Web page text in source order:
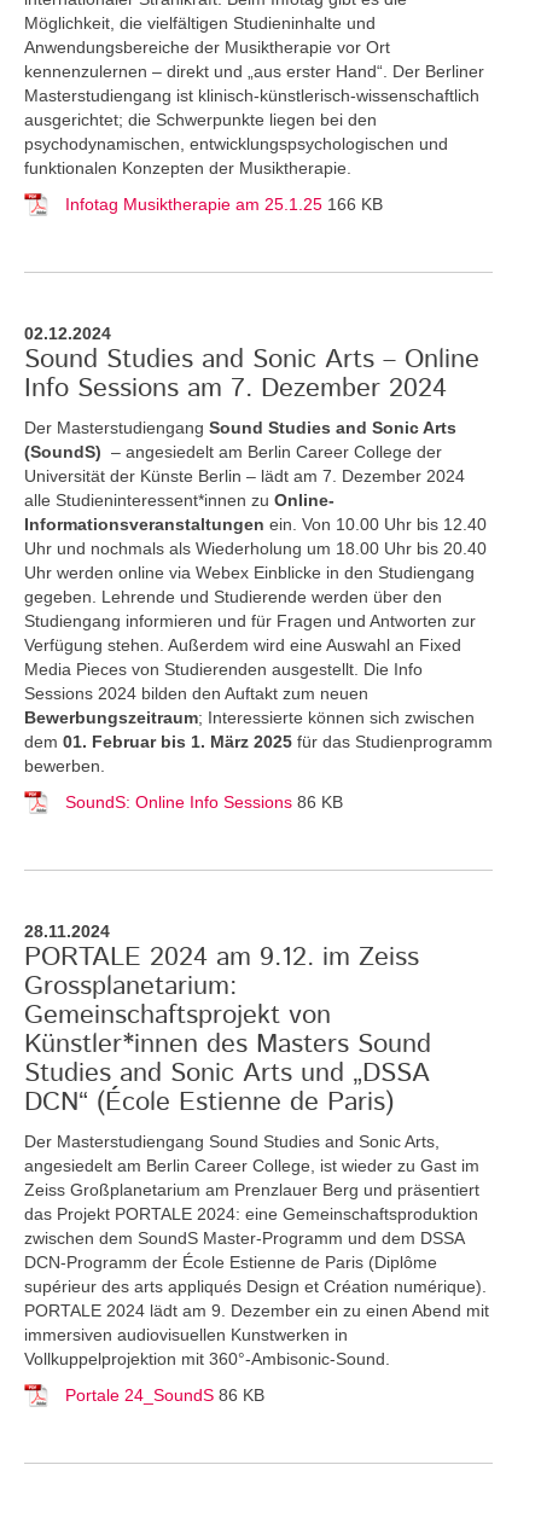
Möglichkeit, die vielfältigen Studieninhalte und
Anwendungsbereiche der Musiktherapie vor Ort
kennenzulernen – direkt und „aus erster Hand“. Der Berliner
Masterstudiengang ist klinisch-künstlerisch-wissenschaftlich
ausgerichtet; die Schwerpunkte liegen bei den
psychodynamischen, entwicklungspsychologischen und
funktionalen Konzepten der Musiktherapie.
Infotag Musiktherapie am 25.1.25 166 KB
02.12.2024
Sound Studies and Sonic Arts – Online
Info Sessions am 7. Dezember 2024
Der Masterstudiengang Sound Studies and Sonic Arts
(SoundS) – angesiedelt am Berlin Career College der
Universität der Künste Berlin – lädt am 7. Dezember 2024
alle Studieninteressent*innen zu Online-
Informationsveranstaltungen ein. Von 10.00 Uhr bis 12.40
Uhr und nochmals als Wiederholung um 18.00 Uhr bis 20.40
Uhr werden online via Webex Einblicke in den Studiengang
gegeben. Lehrende und Studierende werden über den
Studiengang informieren und für Fragen und Antworten zur
Verfügung stehen. Außerdem wird eine Auswahl an Fixed
Media Pieces von Studierenden ausgestellt. Die Info
Sessions 2024 bilden den Auftakt zum neuen
Bewerbungszeitraum; Interessierte können sich zwischen
dem 01. Februar bis 1. März 2025 für das Studienprogramm
bewerben.
SoundS: Online Info Sessions 86 KB
28.11.2024
PORTALE 2024 am 9.12. im Zeiss
Grossplanetarium:
Gemeinschaftsprojekt von
Künstler*innen des Masters Sound
Studies and Sonic Arts und „DSSA
DCN“ (École Estienne de Paris)
Der Masterstudiengang Sound Studies and Sonic Arts,
angesiedelt am Berlin Career College, ist wieder zu Gast im
Zeiss Großplanetarium am Prenzlauer Berg und präsentiert
das Projekt PORTALE 2024: eine Gemeinschaftsproduktion
zwischen dem SoundS Master-Programm und dem DSSA
DCN-Programm der École Estienne de Paris (Diplôme
supérieur des arts appliqués Design et Création numérique).
PORTALE 2024 lädt am 9. Dezember ein zu einen Abend mit
immersiven audiovisuellen Kunstwerken in
Vollkuppelprojektion mit 360°-Ambisonic-Sound.
Portale 24_SoundS 86 KB